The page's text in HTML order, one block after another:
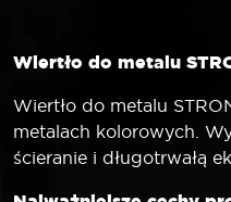
Wiertło do metalu
Wiertło do metalu
metalach kolorowych.
ścieranie i długotrwałą